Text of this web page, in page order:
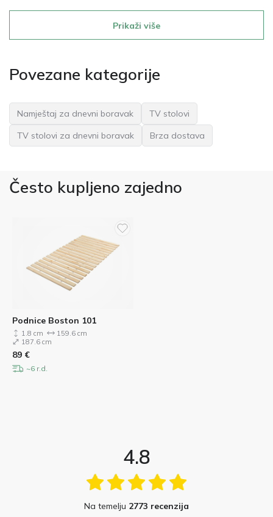
Prikaži više
Povezane kategorije
Namještaj za dnevni boravak
TV stolovi
TV stolovi za dnevni boravak
Brza dostava
Često kupljeno zajedno
Podnice Boston 101
1.8 cm
159.6 cm
187.6 cm
89 €
~6 r.d.
4.8
Na temelju 2773 recenzija